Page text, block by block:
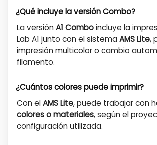
¿Qué incluye la versión Combo?
La versiónA1 Comboincluye la
Lab A1 junto con el sistemaAMS Lite,
impresión multicolor o cambio
filamento.
¿Cuántos colores puede imprimir?
Con elAMS Lite, puede trabajar con
colores o materiales, según el
configuración utilizada.